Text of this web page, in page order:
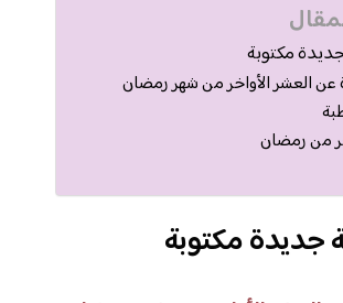
مكتوبة
العشر الأواخر من شهر رمضان
من رمضان
مكتوبة